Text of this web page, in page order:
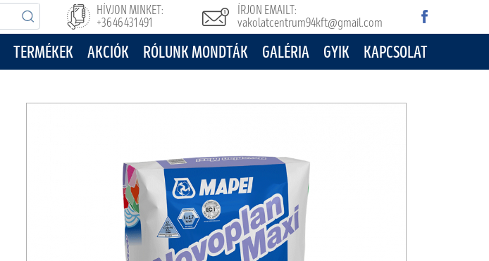
ÍRJON EMAILT:
vakolatcentrum94kft@gmail.com
HÍVJON MINKET:
+36 46 431 491
TERMÉKEK AKCIÓK RÓLUNK MONDTÁK GALÉRIA GYIK KAPCSOLAT